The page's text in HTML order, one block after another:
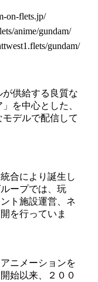
on-flets.jp/
anime/gundam/
gundam/
供給する良質な
を中心とした、
デルで配信して
合により誕生し
ープでは、玩
ト施設運営、ネ
を行っていま
ニメーションを
始以来、２００